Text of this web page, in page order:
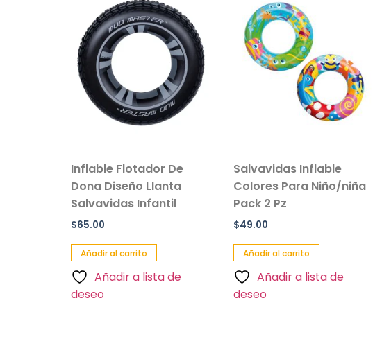
Inflable Flotador De
Dona Diseño Llanta
Salvavidas Infantil
$65.00
Añadir al carrito
Añadir a lista de
deseo
Salvavidas Inflable
Colores Para Niño/niña
Pack 2 Pz
$49.00
Añadir al carrito
Añadir a lista de
deseo